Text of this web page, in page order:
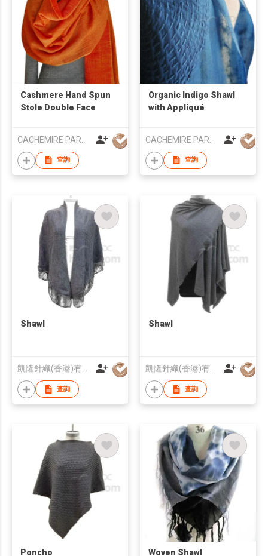
Cashmere Hand Spun
Stole Double Face
查詢
Organic Indigo Shawl
with Appliqué
查詢
Shawl
查詢
Shawl
查詢
Poncho Woven Shawl